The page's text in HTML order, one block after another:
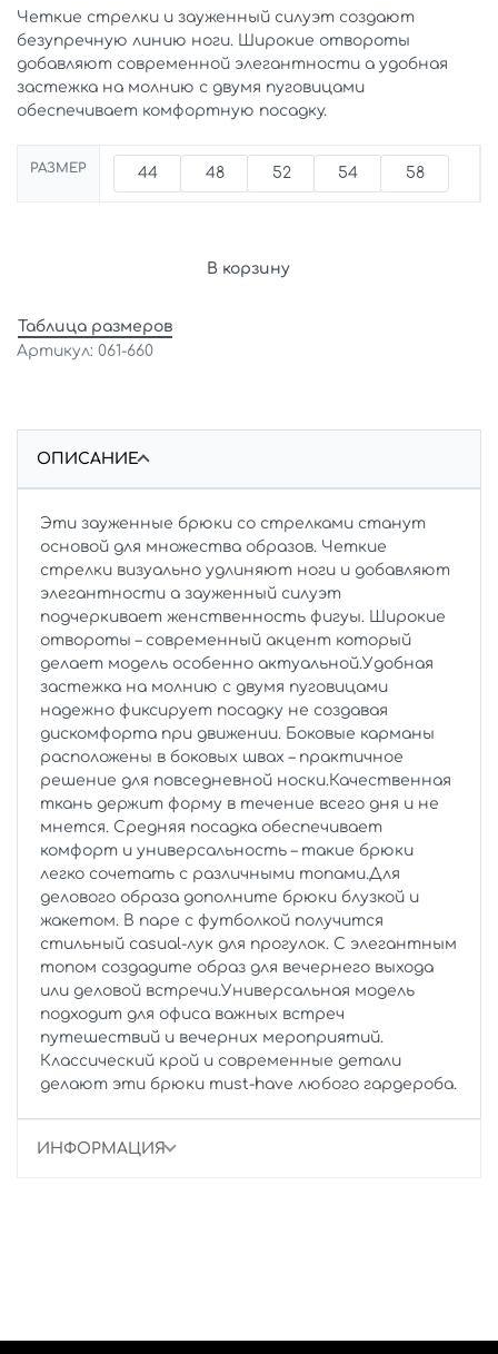
Четкие стрелки и зауженный силуэт создают
безупречную линию ноги. Широкие отвороты
добавляют современной элегантности а удобная
застежка на молнию с двумя пуговицами
обеспечивает комфортную посадку.
РАЗМЕР 44 48 52 54 58
В корзину
Таблица размеров
061-660
ОПИСАНИЕ
Эти зауженные брюки со стрелками станут
основой для множества образов. Четкие
стрелки визуально удлиняют ноги и добавляют
элегантности а зауженный силуэт
подчеркивает женственность фигуы. Широкие
отвороты – современный акцент который
делает модель особенно актуальной.Удобная
застежка на молнию с двумя пуговицами
надежно фиксирует посадку не создавая
дискомфорта при движении. Боковые карманы
расположены в боковых швах – практичное
решение для повседневной носки.Качественная
ткань держит форму в течение всего дня и не
мнется. Средняя посадка обеспечивает
комфорт и универсальность – такие брюки
легко сочетать с различными топами.Для
делового образа дополните брюки блузкой и
жакетом. В паре с футболкой получится
стильный casual-лук для прогулок. С элегантным
топом создадите образ для вечернего выхода
или деловой встречи.Универсальная модель
подходит для офиса важных встреч
путешествий и вечерних мероприятий.
Классический крой и современные детали
делают эти брюки must-have любого гардероба.
ИНФОРМАЦИЯ